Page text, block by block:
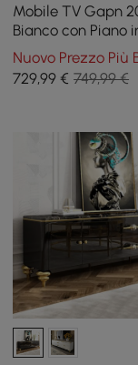
Mobile TV Gapn
Bianco con Piano
Temperato e 3
Nuovo Prezzo Più
729,99 € 749,99 €